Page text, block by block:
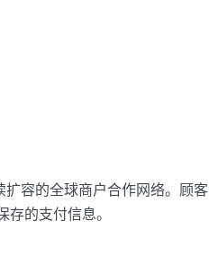
容的全球商户合作网络。顾客
的支付信息。